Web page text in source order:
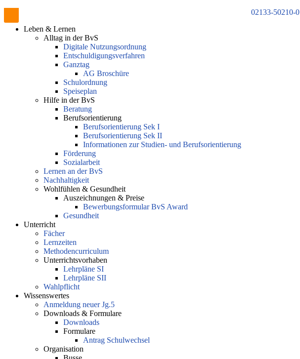
02133-50210-0
Leben & Lernen
Alltag in der BvS
Digitale Nutzungsordnung
Entschuldigungsverfahren
Ganztag
AG Broschüre
Schulordnung
Speiseplan
Hilfe in der BvS
Beratung
Berufsorientierung
Berufsorientierung Sek I
Berufsorientierung Sek II
Informationen zur Studien- und Berufsorientierung
Förderung
Sozialarbeit
Lernen an der BvS
Nachhaltigkeit
Wohlfühlen & Gesundheit
Auszeichnungen & Preise
Bewerbungsformular BvS Award
Gesundheit
Unterricht
Fächer
Lernzeiten
Methodencurriculum
Unterrichtsvorhaben
Lehrpläne SI
Lehrpläne SII
Wahlpflicht
Wissenswertes
Anmeldung neuer Jg.5
Downloads & Formulare
Downloads
Formulare
Antrag Schulwechsel
Organisation